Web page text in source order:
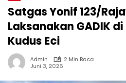
Satgas Yonif 123/
Laksanakan GADIK di
Kudus Eci
Admin
2 Min Baca
Juni 3, 2026